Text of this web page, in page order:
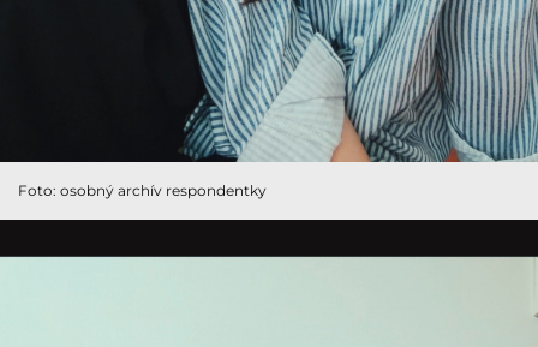
Foto: osobný archív respondentky